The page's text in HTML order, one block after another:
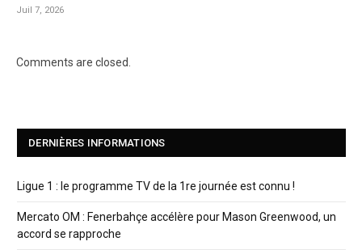
Juil 7, 2026
Comments are closed.
DERNIÈRES INFORMATIONS
Ligue 1 : le programme TV de la 1re journée est connu !
Mercato OM : Fenerbahçe accélère pour Mason Greenwood, un
accord se rapproche